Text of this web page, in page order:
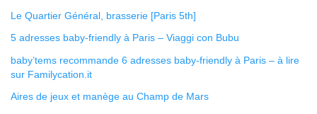
Le Quartier Général, brasserie [Paris 5th]
5 adresses baby-friendly à Paris – Viaggi con Bubu
baby’tems recommande 6 adresses baby-friendly à Paris – à lire
sur Familycation.it
Aires de jeux et manège au Champ de Mars